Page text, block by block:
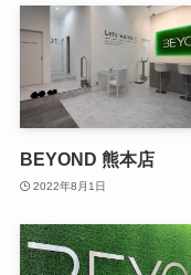
BEYOND 熊本店
2022年8月1日